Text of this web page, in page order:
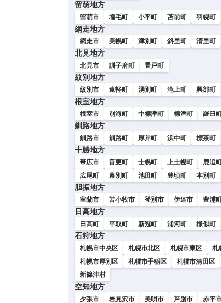
留萌地方
留萌市 増毛町 小平町 苫前町 羽幌町
網走地方
網走市 美幌町 津別町 斜里町 清里町
北見地方
北見市 訓子府町 置戸町
紋別地方
紋別市 遠軽町 湧別町 滝上町 興部町
根室地方
根室市 別海町 中標津町 標津町 羅臼
釧路地方
釧路市 釧路町 厚岸町 浜中町 標茶町
十勝地方
帯広市 音更町 士幌町 上士幌町 鹿追
広尾町
幕別町 池田町 豊頃町 本別町
胆振地方
室蘭市 苫小牧市 登別市 伊達市 豊浦
日高地方
日高町 平取町 新冠町 浦河町 様似町
石狩地方
札幌市中央区 札幌市北区 札幌市東区 札
札幌市厚別区
札幌市手稲区 札幌市清田区
新篠津村
空知地方
夕張市 岩見沢市 美唄市 芦別市 赤平